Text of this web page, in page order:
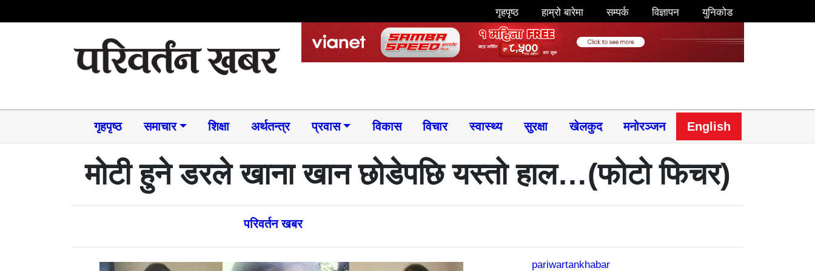
गृहपृष्ठ हाम्रो बारेमा सम्पर्क विज्ञापन युनिकोड
गृहपृष्ठ समाचार​ शिक्षा अर्थतन्त्र प्रवास विकास विचार स्वास्थ्य सुरक्षा खेलकुद मनोरञ्जन English
मोटी हुने डरले खाना खान छोडेपछि यस्तो हाल…(फोटो फिचर)
परिवर्तन खबर
pariwartankhabar